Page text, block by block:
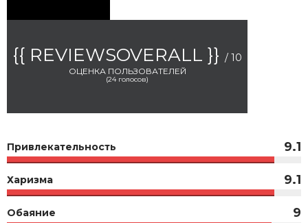
{{ REVIEWSOVERALL }} / 10
ОЦЕНКА ПОЛЬЗОВАТЕЛЕЙ
(24голосов)
Привлекательность 9.1
Харизма 9.1
Обаяние 9